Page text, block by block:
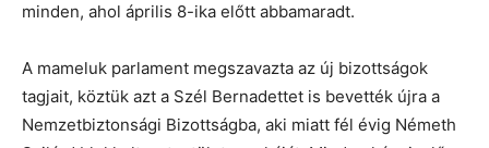
minden, ahol április 8-ika előtt abbamaradt.
A mameluk parlament megszavazta az új bizottságok
tagjait, köztük azt a Szél Bernadettet is bevették újra a
Nemzetbiztonsági Bizottságba, aki miatt fél évig Németh